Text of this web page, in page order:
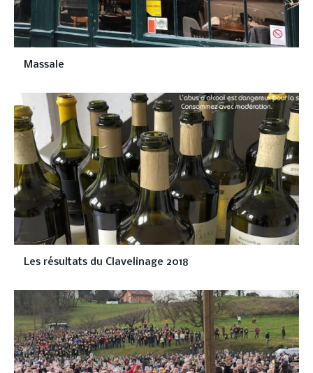
Massale
Les résultats du Clavelinage 2018